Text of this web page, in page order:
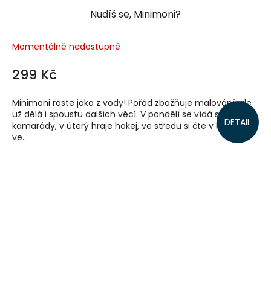
Nudíš se, Minimoni?
Momentálně nedostupné
299 Kč
DETAIL
Minimoni roste jako z vody! Pořád zbožňuje malování, ale
už dělá i spoustu dalších věcí. V pondělí se vídá s
kamarády, v úterý hraje hokej, ve středu si čte v knihovně,
ve...